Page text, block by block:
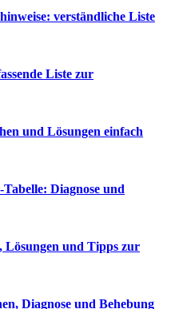
verständliche Liste
Liste zur
und Lösungen einfach
Diagnose und
Lösungen und Tipps zur
Diagnose und Behebung